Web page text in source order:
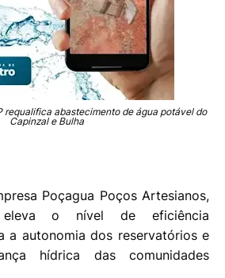
requalifica abastecimento de água potável do
Capinzal e Bulha
Poçagua Poços Artesianos,
eleva o nível de eficiência
a autonomia dos reservatórios e
hídrica das comunidades